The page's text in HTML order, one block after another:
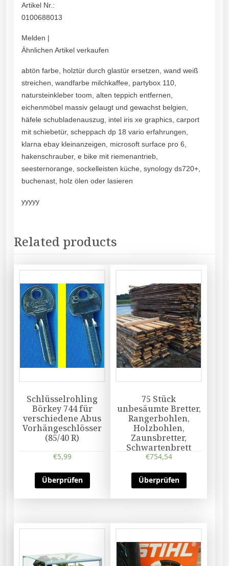
Artikel Nr.:
0100688013
Melden |
Ähnlichen Artikel verkaufen
abtön farbe, holztür durch glastür ersetzen, wand weiß
streichen, wandfarbe milchkaffee, partybox 110,
natursteinkleber toom, alten teppich entfernen,
eichenmöbel massiv gelaugt und gewachst belgien,
häfele schubladenauszug, intel iris xe graphics, carport
mit schiebetür, scheppach dp 18 vario erfahrungen,
klarna ebay kleinanzeigen, microsoft surface pro 6,
hakenschrauber, e bike mit riemenantrieb,
seesternorange, sockelleisten küche, synology ds720+,
buchenast, holz ölen oder lasieren
yyyyy
Related products
Schlüsselrohling
Börkey 744 für
verschiedene Abus
Vorhängeschlösser
(85/40 R)
€5,99
Überprüfen
75 Stück
unbesäumte Bretter,
Rangerbohlen,
Holzbohlen,
Zaunsbretter,
Schwartenbrett
€754,54
Überprüfen